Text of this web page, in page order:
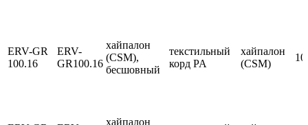
ERV-GR
100.16
ERV-
GR100.16
хайпалон
(CSM),
бесшовный
текстильный
корд PA
хайпалон
(CSM)
хайпалон